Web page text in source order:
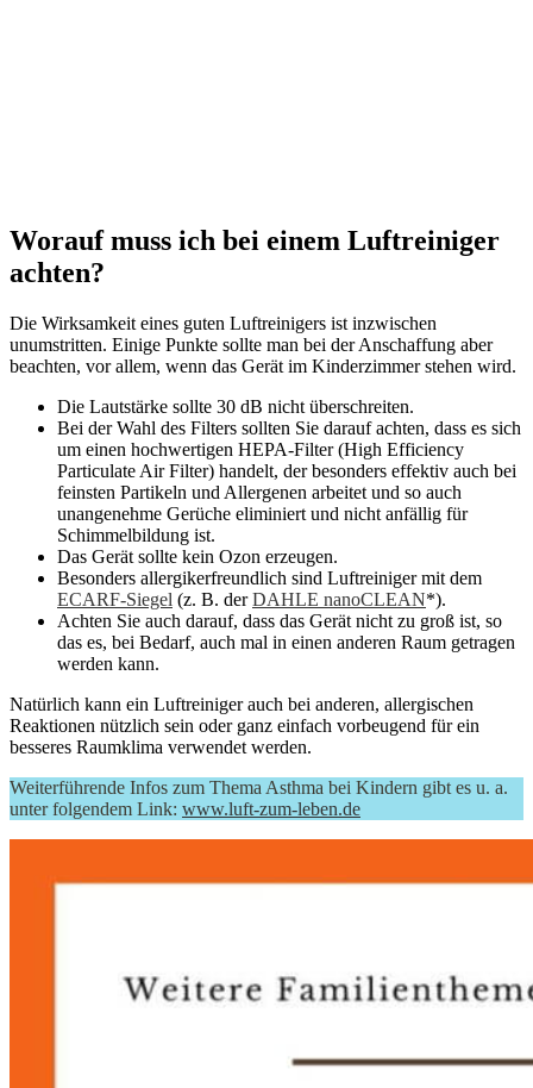
Worauf muss ich bei einem Luftreiniger
achten?
Die Wirksamkeit eines guten Luftreinigers ist inzwischen
unumstritten. Einige Punkte sollte man bei der Anschaffung aber
beachten, vor allem, wenn das Gerät im Kinderzimmer stehen wird.
Die Lautstärke sollte 30 dB nicht überschreiten.
Bei der Wahl des Filters sollten Sie darauf achten, dass es sich
um einen hochwertigen HEPA-Filter (High Efficiency
Particulate Air Filter) handelt, der besonders effektiv auch bei
feinsten Partikeln und Allergenen arbeitet und so auch
unangenehme Gerüche eliminiert und nicht anfällig für
Schimmelbildung ist.
Das Gerät sollte kein Ozon erzeugen.
Besonders allergikerfreundlich sind Luftreiniger mit dem
ECARF-Siegel (z. B. derDAHLE nanoCLEAN*).
Achten Sie auch darauf, dass das Gerät nicht zu groß ist, so
das es, bei Bedarf, auch mal in einen anderen Raum getragen
werden kann.
Natürlich kann ein Luftreiniger auch bei anderen, allergischen
Reaktionen nützlich sein oder ganz einfach vorbeugend für ein
besseres Raumklima verwendet werden.
Weiterführende Infos zum Thema Asthma bei Kindern gibt es u. a.
unter folgendem Link: www.luft-zum-leben.de